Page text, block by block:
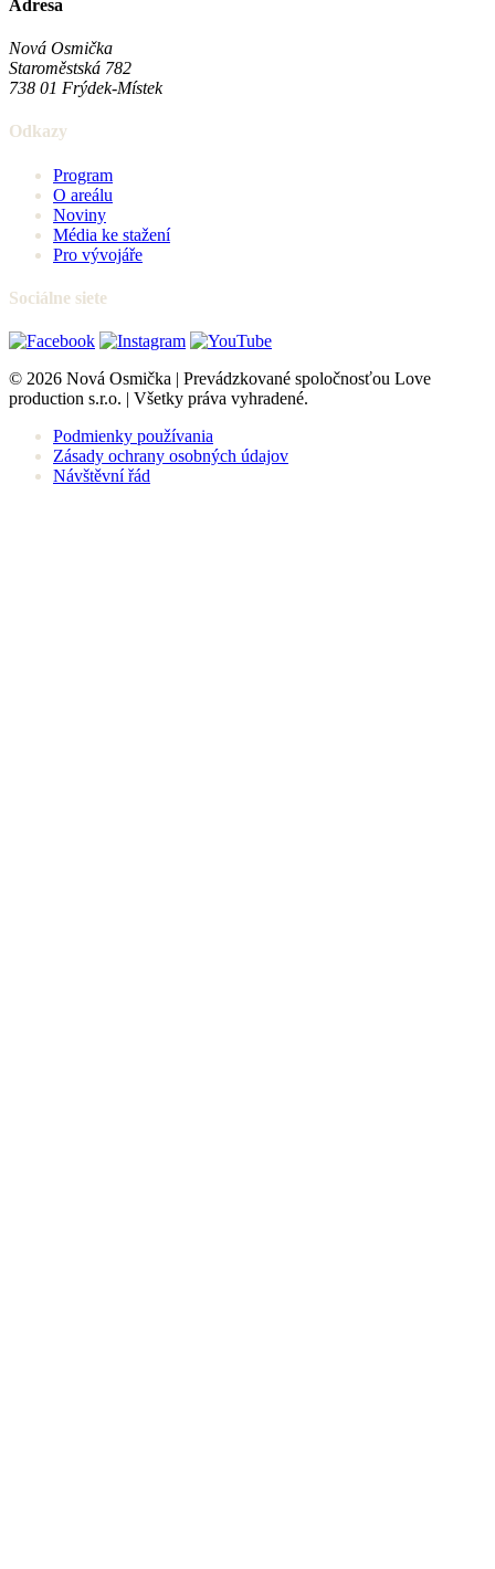
Adresa
Nová Osmička
Staroměstská 782
738 01 Frýdek-Místek
Odkazy
Program
O areálu
Noviny
Média ke stažení
Pro vývojáře
Sociálne siete
© 2026 Nová Osmička | Prevádzkované spoločnosťou Love
production s.r.o. | Všetky práva vyhradené.
Podmienky používania
Zásady ochrany osobných údajov
Návštěvní řád